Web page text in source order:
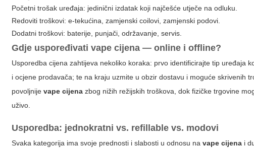
Početni trošak uređaja: jedinični izdatak koji najčešće utječe na odluku.
Redoviti troškovi: e-tekućina, zamjenski coilovi, zamjenski podovi.
Dodatni troškovi: baterije, punjači, održavanje, servis.
Gdje uspoređivativape cijena — online i offline?
Usporedba cijena zahtijeva nekoliko koraka: prvo identificirajte tip uređaja
i ocjene prodavača; te na kraju uzmite u obzir dostavu i moguće skrivenih
povoljnijevape cijena zbog nižih režijskih troškova, dok fizičke trgovine
uživo.
Usporedba: jednokratni vs. refillable vs. modovi
Svaka kategorija ima svoje prednosti i slabosti u odnosu navape cijena i